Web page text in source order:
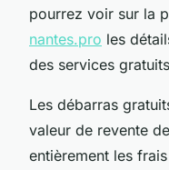
pourrez voir sur la
nantes.pro les
des services
Les débarras
valeur de revente
entièrement les